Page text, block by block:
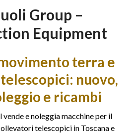
Group –
Equipment
terra e
nuovo,
e ricambi
e noleggia macchine per il
telescopici in Toscana e